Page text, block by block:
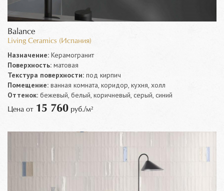
Balance
Living Ceramics (Испания)
Назначение: Керамогранит
Поверхность: матовая
Текстура поверхности: под кирпич
Помещение: ванная комната, коридор, кухня, холл
Оттенок: бежевый, белый, коричневый, серый, синий
Цена от 15 760 руб./м²